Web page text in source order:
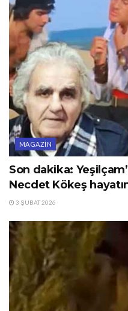
MAGAZIN
Son dakika:
Necdet Kökeş
3 ŞUBAT 2026